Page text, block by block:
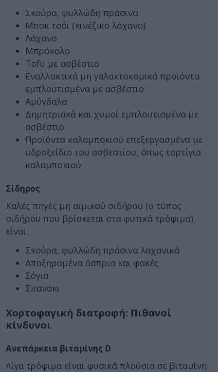
Σκούρα, φυλλώδη πράσινα
Μποκ τσόι (κινέζικο λάχανο)
Λάχανο
Μπρόκολο
Tofu με ασβέστιο
Εναλλακτικά μη γαλακτοκομικά προϊόντα
εμπλουτισμένα με ασβέστιο
Αμύγδαλα
Δημητριακά και χυμοί εμπλουτισμένα με
ασβέστιο
Προϊόντα καλαμποκιού επεξεργασμένα με
υδροξείδιο του ασβεστίου, όπως τορτίγια
καλαμποκιού
Σίδηρος
Καλές πηγές μη αιμικού σιδήρου (ο τύπος
σιδήρου που βρίσκεται στα φυτικά τρόφιμα)
είναι:
Σκούρα, φυλλώδη πράσινα λαχανικά
Αποξηραμένα όσπρια και φακές
Σόγια
Σπανάκι
Χορτοφαγική διατροφή: Πιθανοί
κίνδυνοι
Ανεπάρκεια βιταμίνης D
Λίγα τρόφιμα είναι φυσικά πλούσια σε βιταμίνη